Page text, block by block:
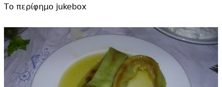
Το περίφημο jukebox